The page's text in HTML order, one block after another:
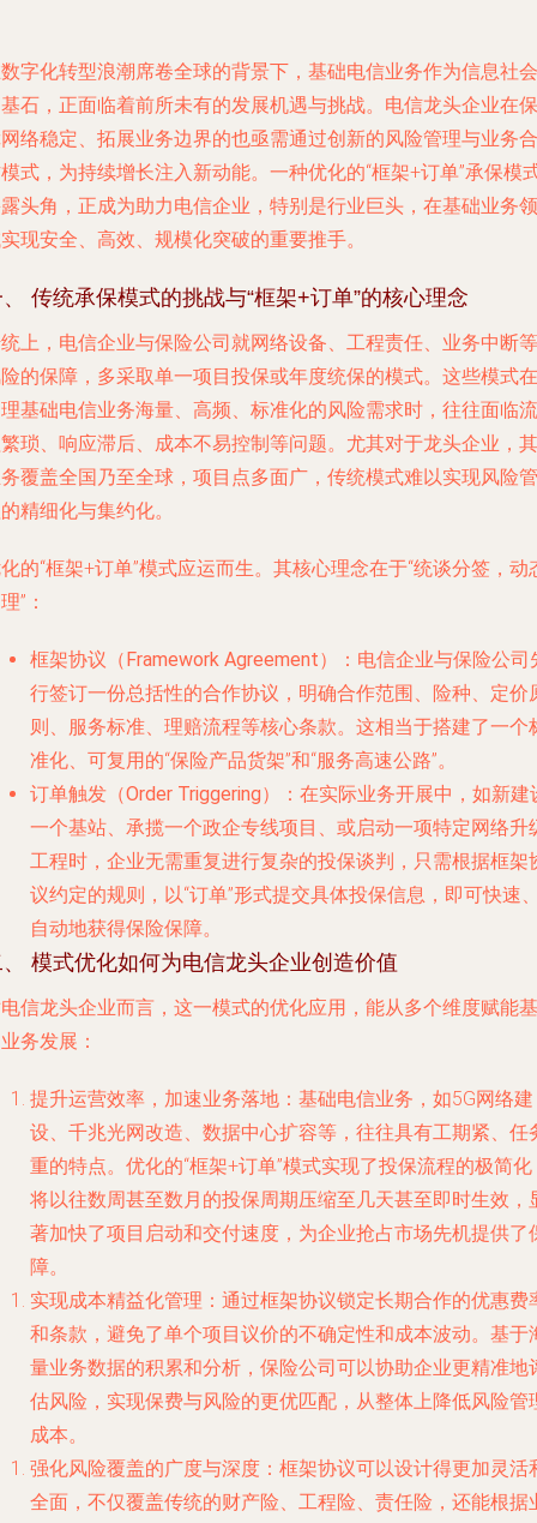
字化转型浪潮席卷全球的背景下，基础电信业务作为信息社会
石，正面临着前所未有的发展机遇与挑战。电信龙头企业在保
络稳定、拓展业务边界的也亟需通过创新的风险管理与业务合
式，为持续增长注入新动能。一种优化的“框架+订单”承保模
头角，正成为助力电信企业，特别是行业巨头，在基础业务领
现安全、高效、规模化突破的重要推手。
传统承保模式的挑战与“框架+订单”的核心理念
上，电信企业与保险公司就网络设备、工程责任、业务中断等
的保障，多采取单一项目投保或年度统保的模式。这些模式在
基础电信业务海量、高频、标准化的风险需求时，往往面临流
琐、响应滞后、成本不易控制等问题。尤其对于龙头企业，其
覆盖全国乃至全球，项目点多面广，传统模式难以实现风险管
精细化与集约化。
的“框架+订单”模式应运而生。其核心理念在于“统谈分签，动
”：
框架协议（Framework Agreement）
：电信企业与保险公司
行签订一份总括性的合作协议，明确合作范围、险种、定价
则、服务标准、理赔流程等核心条款。这相当于搭建了一个
准化、可复用的“保险产品货架”和“服务高速公路”。
订单触发（Order Triggering）
：在实际业务开展中，如新建
一个基站、承揽一个政企专线项目、或启动一项特定网络升
工程时，企业无需重复进行复杂的投保谈判，只需根据框架
议约定的规则，以“订单”形式提交具体投保信息，即可快速
自动地获得保险保障。
模式优化如何为电信龙头企业创造价值
信龙头企业而言，这一模式的优化应用，能从多个维度赋能基
务发展：
提升运营效率，加速业务落地 ：基础电信业务，如5G网络建
设、千兆光网改造、数据中心扩容等，往往具有工期紧、任
重的特点。优化的“框架+订单”模式实现了投保流程的极简化
将以往数周甚至数月的投保周期压缩至几天甚至即时生效，
著加快了项目启动和交付速度，为企业抢占市场先机提供了
障。
实现成本精益化管理 ：通过框架协议锁定长期合作的优惠费
和条款，避免了单个项目议价的不确定性和成本波动。基于
量业务数据的积累和分析，保险公司可以协助企业更精准地
估风险，实现保费与风险的更优匹配，从整体上降低风险管
成本。
强化风险覆盖的广度与深度 ：框架协议可以设计得更加灵活
全面，不仅覆盖传统的财产险、工程险、责任险，还能根据